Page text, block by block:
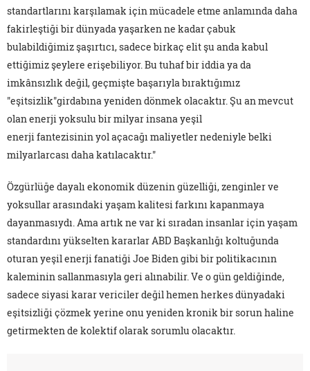
standartlarını karşılamak için mücadele etme anlamında daha
fakirleştiği bir dünyada yaşarken ne kadar çabuk
bulabildiğimiz şaşırtıcı, sadece birkaç elit şu anda kabul
ettiğimiz şeylere erişebiliyor. Bu tuhaf bir iddia ya da
imkânsızlık değil, geçmişte başarıyla bıraktığımız
"eşitsizlik"girdabına yeniden dönmek olacaktır. Şu an mevcut
olan enerji yoksulu bir milyar insana yeşil
enerji fantezisinin yol açacağı maliyetler nedeniyle belki
milyarlarcası daha katılacaktır."
Özgürlüğe dayalı ekonomik düzenin güzelliği, zenginler ve
yoksullar arasındaki yaşam kalitesi farkını kapanmaya
dayanmasıydı. Ama artık ne var ki sıradan insanlar için yaşam
standardını yükselten kararlar ABD Başkanlığı koltuğunda
oturan yeşil enerji fanatiği Joe Biden gibi bir politikacının
kaleminin sallanmasıyla geri alınabilir. Ve o gün geldiğinde,
sadece siyasi karar vericiler değil hemen herkes dünyadaki
eşitsizliği çözmek yerine onu yeniden kronik bir sorun haline
getirmekten de kolektif olarak sorumlu olacaktır.